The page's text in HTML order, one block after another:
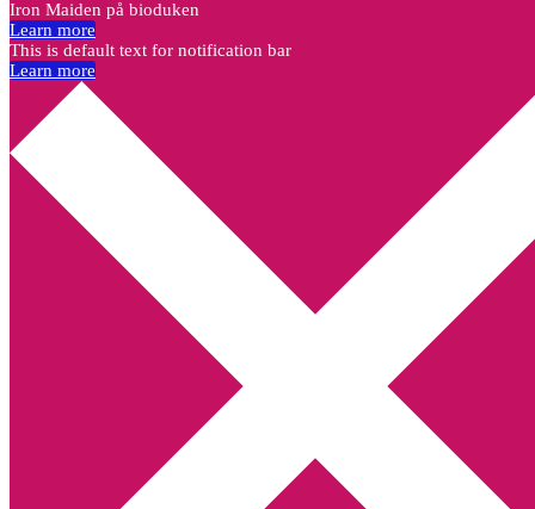
Iron Maiden på bioduken
Learn more
This is default text for notification bar
Learn more